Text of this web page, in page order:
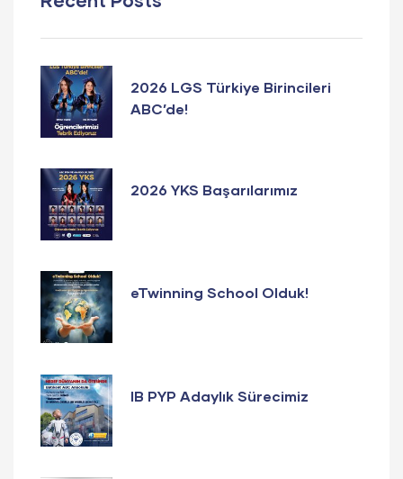
2026 LGS Türkiye Birincileri
ABC’de!
2026 YKS Başarılarımız
eTwinning School Olduk!
IB PYP Adaylık Sürecimiz